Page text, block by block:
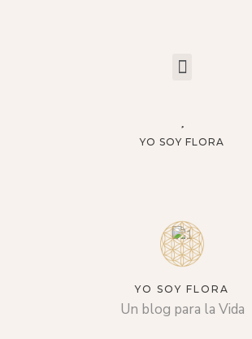
YO SOY FLORA
YO SOY FLORA
Un blog para la Vida